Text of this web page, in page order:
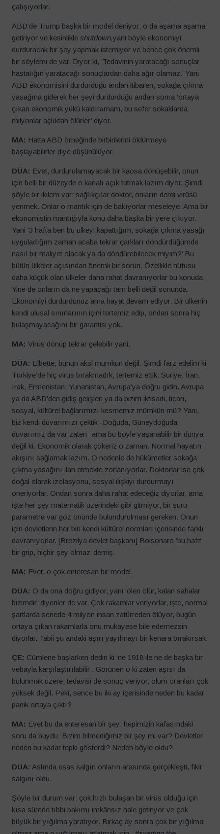
çalışıyorlar.
ABD’de Trump başka bir model deniyor; o da aşama aşama
getiriyor ve kesinlikle shutdown,yani böyle ekonomiyi
durduracak bir şey yapmak istemiyor ve bence çok önemli
bir söylemi de var. Diyor ki, ‘Tedavinin yaratacağı sonuçlar
hastalığın yaratacağı sonuçlardan daha ağır olamaz.’ Yani
ABD ekonomisini durdurduğu andan itibaren, sokağa çıkma
yasağına giderek her şeyi durdurduğu andan sonra ‘ortaya
çıkan ekonomik yükü kaldıramam, bu sefer sokaklarda
milyonlar açlıktan ölürler’ diyor.
MA: Hatta ABD örneğinde birbirilerini öldürmeye
başlayabilirler diye düşünülüyor.
DÜA: Evet, durdurulamayacak bir kaosa dönüşebilir, onun
için belli bir düzeyde o kanalı açık tutmak lazım diyor. Şimdi
şöyle bir ikilem var: sağlıkçılar doktor, onların derdi virüsü
yenmek. Onlar o mantık için de bakıyorlar meseleye. Ama bir
ekonomistin mantığıyla konu daha başka bir yere çıkıyor.
Yani ‘3 hafta ben bu ülkeyi kapattığım, sokağa çıkma yasağı
uyguladığım zaman acaba tekrar çarkları döndürdüğümde
nasıl bir maliyet olacak ya da döndürebilecek miyim?’ Bu
bütün ülkeler açısından önemli bir sorun. Özellikle nüfusu
daha küçük olan ülkeler daha rahat davranıyorlar bu konuda.
Yine de onların da ne yapacağı tam belli değil sonunda.
Ekonomiyi durdurdunuz ama hayat devam ediyor. Bir ülkenin
kendi ulusal sınırlarının içini tertemiz edip, ondan sonra hiç
bulaşmayacağını bir garantisi yok.
MA: Virüs dönüp tekrar gelebilir yani.
DÜA: Elbette, bunun aksi mümkün değil. Şimdi farz edelim ki
Türkiye’de hiç virüs bırakmadık, tertemiz ettik. Suriye, İran,
Irak, Ermenistan, Yunanistan, Avrupa’ya doğru gidin. Avrupa
ya da ABD’den gidiş gelişleri ya da bizim iktisadi, ticari,
sosyal, kültürel bağlarımızı kesmemiz mümkün mü? Yani,
biz kendi duvarımızı çektik -Doğuda, Güneydoğuda
duvarımız da var zaten- ama bu böyle yaşanabilir bir dünya
değil ki. Ekonomik olarak çökeriz o zaman. Normal hayatın
akışını sağlamak lazım. O nedenle de hükümetler sokağa
çıkma yasağını ilan etmekte zorlanıyorlar. Doktorlar ise çok
doğal olarak izolasyonu, sosyal ilişkiyi durdurmayı
öneriyorlar. Ondan sonra daha rahat edeceğiz diyorlar, ama
işte her şey matematik üzerindeki gibi gitmiyor, bir sürü
parametre var göz önünde bulundurulması gereken. Onun
için devletlerin her biri kendi kültürel normları içerisinde farklı
davranıyorlar. [Brezilya devlet başkanı] Bolsonaro ‘bu hafif
bir grip, hiçbir şey olmaz’ demiş.
MA: Evet, o çok enteresan bir model.
DÜA: O da ona doğru gidiyor, yani ‘ölen ölür, kalan sahalar
bizimdir’ diyenler de var. Çok rakamlar veriyorlar, işte, normal
şartlarda senede 4 milyon insan zatürreden ölüyor, bugün
ortaya çıkan rakamlarla onu mukayese bile edemezsin
diyorlar. Tabii şu andaki aşırı yayılmayı bir kenara bırakırsak.
ÇE: Cümlene başlarken dedin ki ‘ne 1918 ile ne de başka bir
vebayla karşılaştırılabilir’. Görünen o ki zaten aşısı da
bulunmak üzere, tedavisi de sonuç veriyor, ölüm oranları çok
yüksek değil. Peki, sence bu iki ay içerisinde neden bu kadar
panik ortaya çıktı?
MA: Evet bu da enteresan bir şey; hepimizin kafasındaki
soru da buydu: Bizim bilmediğimiz bir şey mi var? Devletler
neden bu kadar tepki gösterdi? Neden böyle oldu?
DÜA: Aslında esas salgın onların arasında gerçekleşti, fikir
salgını oldu.
Şöyle bir durum var: çok hızlı bulaşan bir virüs olduğu için
kısa sürede tıbbi bakımı imkânsız hale getiriyor ve çok
büyük bir yığılma yaratıyor. Birkaç ay sonra çok bir yığılma